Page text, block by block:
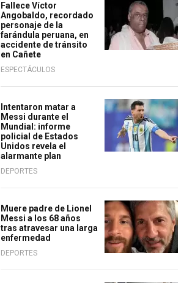
Fallece Víctor
Angobaldo, recordado
personaje de la
farándula peruana, en
accidente de tránsito
en Cañete
ESPECTÁCULOS
Intentaron matar a
Messi durante el
Mundial: informe
policial de Estados
Unidos revela el
alarmante plan
DEPORTES
Muere padre de Lionel
Messi a los 68 años
tras atravesar una larga
enfermedad
DEPORTES